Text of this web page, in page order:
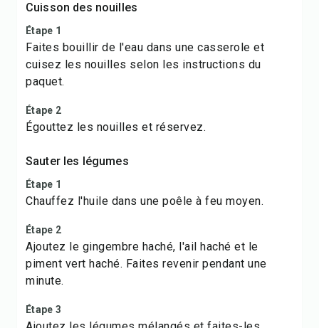
Cuisson des nouilles
Étape 1
Faites bouillir de l'eau dans une casserole et
cuisez les nouilles selon les instructions du
paquet.
Étape 2
Égouttez les nouilles et réservez.
Sauter les légumes
Étape 1
Chauffez l'huile dans une poêle à feu moyen.
Étape 2
Ajoutez le gingembre haché, l'ail haché et le
piment vert haché. Faites revenir pendant une
minute.
Étape 3